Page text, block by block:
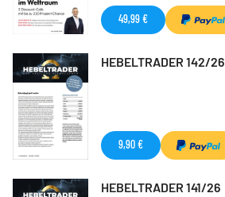
49,99 €
HEBELTRADER 142/26
9,90 €
HEBELTRADER 141/26